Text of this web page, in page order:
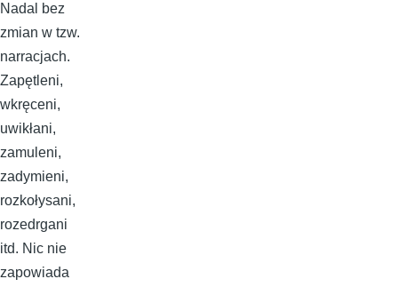
Nadal bez
zmian w tzw.
narracjach.
Zapętleni,
wkręceni,
uwikłani,
zamuleni,
zadymieni,
rozkołysani,
rozedrgani
itd. Nic nie
zapowiada